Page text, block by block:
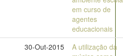
em curso de
agentes
educacionais
30-Out-2015
A utilização da